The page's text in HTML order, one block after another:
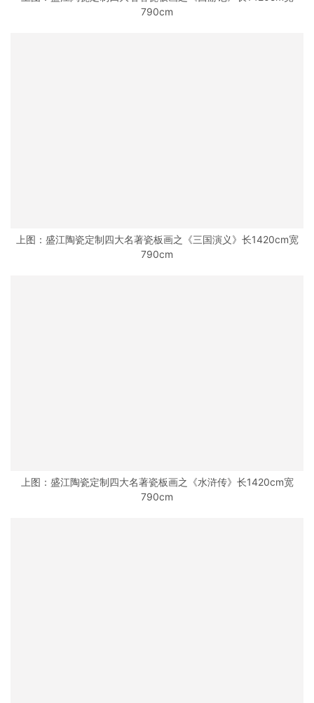
790cm
上图：盛江陶瓷定制四大名著瓷板画之《三国演义》长1420cm宽
790cm
上图：盛江陶瓷定制四大名著瓷板画之《水浒传》长1420cm宽
790cm